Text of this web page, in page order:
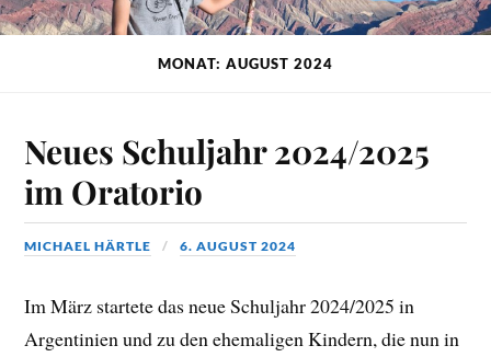
MONAT: AUGUST 2024
Neues Schuljahr 2024/2025
im Oratorio
MICHAEL HÄRTLE 6. AUGUST 2024
Im März startete das neue Schuljahr 2024/2025 in
Argentinien und zu den ehemaligen Kindern, die nun in